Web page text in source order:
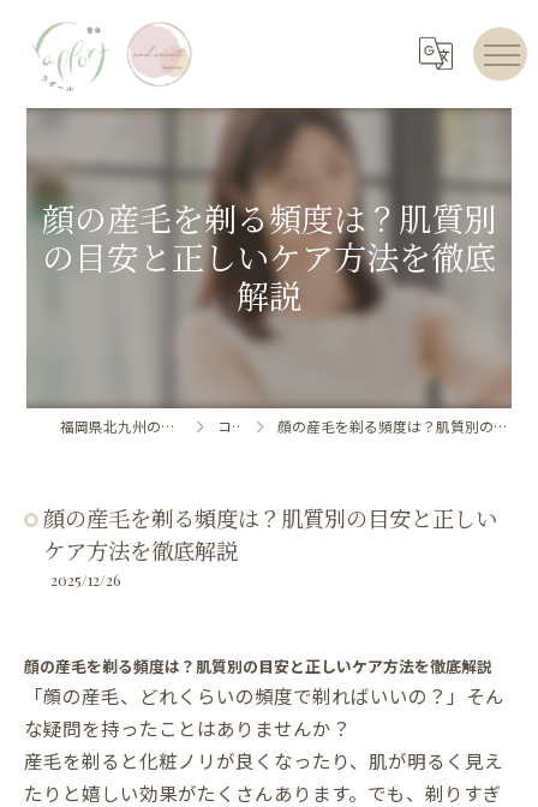
顔の産毛を剃る頻度は？肌質別
の目安と正しいケア方法を徹底
解説
福岡県北九州のエステならrapport コラム 顔の産毛を剃る頻度は？肌質別の目安と正しいケア方法を徹底解説
顔の産毛を剃る頻度は？肌質別の目安と正しい
ケア方法を徹底解説
2025/12/26
顔の産毛を剃る頻度は？肌質別の目安と正しいケア方法を徹底解説
「顔の産毛、どれくらいの頻度で剃ればいいの？」そん
な疑問を持ったことはありませんか？
産毛を剃ると化粧ノリが良くなったり、肌が明るく見え
たりと嬉しい効果がたくさんあります。でも、剃りすぎ